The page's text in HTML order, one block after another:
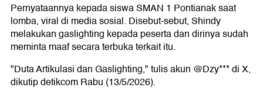
Pernyataannya kepada siswa SMAN 1 Pontianak saat
lomba, viral di media sosial. Disebut-sebut, Shindy
melakukan gaslighting kepada peserta dan dirinya sudah
meminta maaf secara terbuka terkait itu.
"Duta Artikulasi dan Gaslighting," tulis akun @Dzy*** di X,
dikutip detikcom Rabu (13/5/2026).